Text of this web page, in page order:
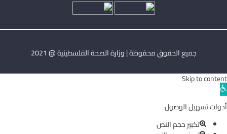
جميع الحقوق محفوظة | وزارة الصحة الفلسطينية @ 2021
Skip to content
Open
toolbar
أدوات تسهيل الوصول
تكبير حجم النص